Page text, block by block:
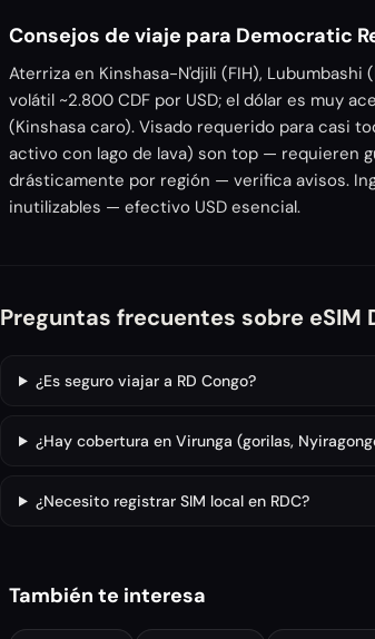
Consejos de viaje para Democratic
Aterriza en Kinshasa-N'djili (FIH), Lubumbashi
volátil ~2.800 CDF por USD; el dólar es muy
(Kinshasa caro). Visado requerido para casi
activo con lago de lava) son top — requieren
drásticamente por región — verifica avisos.
inutilizables — efectivo USD esencial.
Preguntas frecuentes sobre
¿Es seguro viajar a RD Congo?
¿Hay cobertura en Virunga (gorilas,
¿Necesito registrar SIM local en RDC?
También te interesa